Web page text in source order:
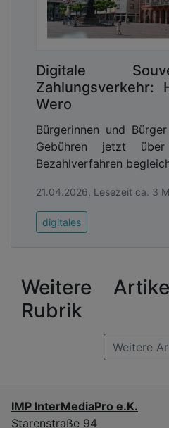
Digitale
Zahlungsverkehr:
Wero
Bürgerinnen und
Gebühren jetzt
Bezahlverfahren
21.04.2026, Lesezeit ca. 3
digitales
Weitere
Rubrik
Weitere
IMP InterMediaPro e.K.
Starenstraße 94